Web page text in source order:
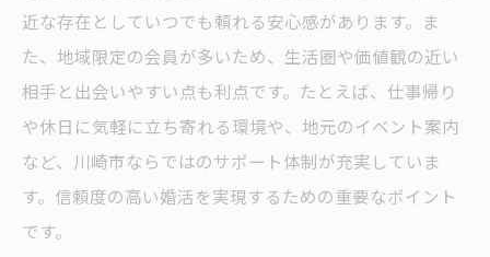
近な存在としていつでも頼れる安心感があります。ま
た、地域限定の会員が多いため、生活圏や価値観の近い
相手と出会いやすい点も利点です。たとえば、仕事帰り
や休日に気軽に立ち寄れる環境や、地元のイベント案内
など、川崎市ならではのサポート体制が充実していま
す。信頼度の高い婚活を実現するための重要なポイント
です。